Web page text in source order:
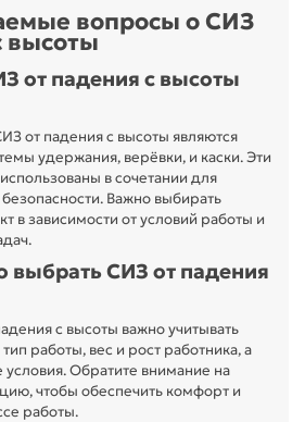
вопросы о СИЗ
высоты
от падения с высоты
от падения с высоты являются
удержания, верёвки, и каски. Эти
в сочетании для
Важно выбирать
в зависимости от условий работы и
выбрать СИЗ от падения
с высоты важно учитывать
работы, вес и рост работника, а
условия. Обратите внимание на
чтобы обеспечить комфорт и
работы.